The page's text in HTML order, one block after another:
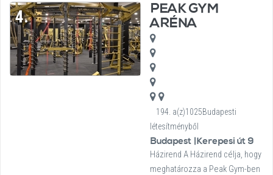
4.
PEAK GYM
ARÉNA
194. a(z)1025Budapesti
létesítményből
Budapest |Kerepesi út 9
Házirend A Házirend célja, hogy
meghatározza a Peak Gym-ben